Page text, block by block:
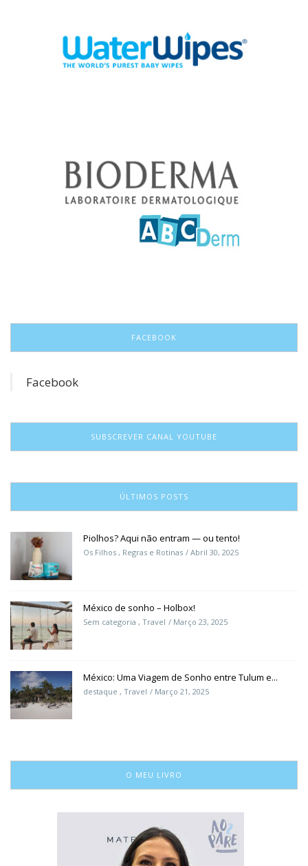
FACEBOOK
Facebook
SUBSCREVER CANAL YOUTUBE
ÚLTIMOS POSTS
Piolhos? Aqui não entram — ou tento!
Os Filhos , Regras e Rotinas Abril 30, 2025
México de sonho – Holbox!
Sem categoria , Travel Março 23, 2025
México: Uma Viagem de Sonho entre Tulum e...
destaque , Travel Março 21, 2025
O MEU LIVRO